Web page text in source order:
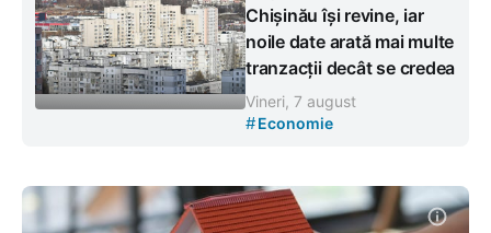
Chișinău își revine, iar
noile date arată mai multe
tranzacții decât se credea
Vineri, 7 august
#Economie